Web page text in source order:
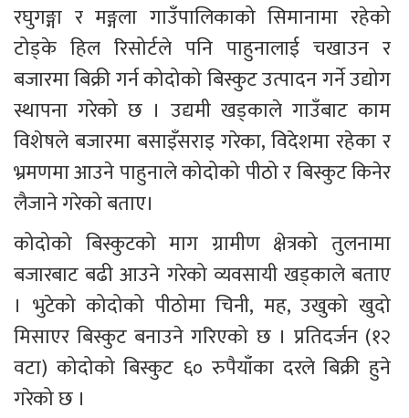
रघुगङ्गा र मङ्गला गाउँपालिकाको सिमानामा रहेको
टोड्के हिल रिसोर्टले पनि पाहुनालाई चखाउन र
बजारमा बिक्री गर्न कोदोको बिस्कुट उत्पादन गर्ने उद्योग
स्थापना गरेको छ । उद्यमी खड्काले गाउँबाट काम
विशेषले बजारमा बसाइँसराइ गरेका, विदेशमा रहेका र
भ्रमणमा आउने पाहुनाले कोदोको पीठो र बिस्कुट किनेर
लैजाने गरेको बताए।
कोदोको बिस्कुटको माग ग्रामीण क्षेत्रको तुलनामा
बजारबाट बढी आउने गरेको व्यवसायी खड्काले बताए
। भुटेको कोदोको पीठोमा चिनी, मह, उखुको खुदो
मिसाएर बिस्कुट बनाउने गरिएको छ । प्रतिदर्जन (१२
वटा) कोदोको बिस्कुट ६० रुपैयाँका दरले बिक्री हुने
गरेको छ ।